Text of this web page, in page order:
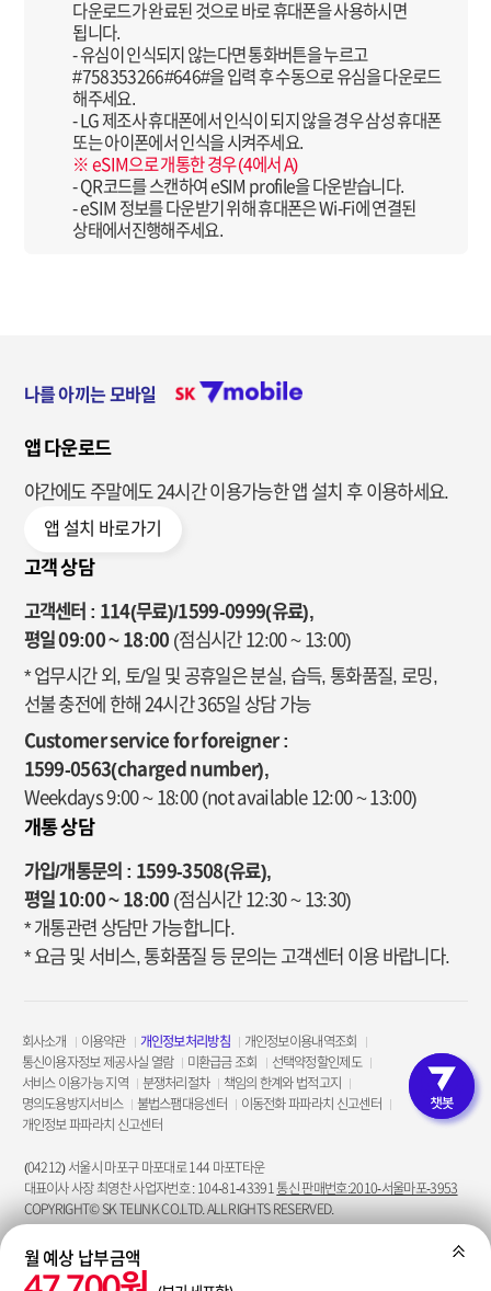
고객인증
다운로드가 완료된 것으로 바로 휴대폰을 사용하시면
됩니다.
- 유심이 인식되지 않는다면 통화버튼을 누르고
#758353266#646#을 입력 후 수동으로 유심을 다운로드
해주세요.
- LG 제조사 휴대폰에서 인식이 되지 않을 경우 삼성 휴대폰
또는 아이폰에서 인식을 시켜주세요.
※ eSIM으로 개통한 경우 (4에서 A)
- QR코드를 스캔하여 eSIM profile을 다운받습니다.
- eSIM 정보를 다운받기 위해 휴대폰은 Wi-Fi에 연결된
상태에서진행해주세요.
펼치
월 예상 납부금액
나를 아끼는 모바일
앱 다운로드
야간에도 주말에도 24시간 이용가능한앱 설치 후 이용하세요.
앱 설치 바로가기
고객 상담
고객센터 : 114(무료)/1599-0999(유료),
평일 09:00 ~ 18:00 (점심시간 12:00 ~ 13:00)
* 업무시간 외, 토/일 및 공휴일은 분실, 습득, 통화품질, 로밍,
선불 충전에 한해 24시간 365일 상담 가능
Customer service for foreigner :
1599-0563(charged number),
Weekdays 9:00 ~ 18:00 (not available 12:00 ~ 13:00)
개통 상담
가입/개통문의 : 1599-3508(유료),
평일 10:00 ~ 18:00 (점심시간 12:30 ~ 13:30)
* 개통관련 상담만 가능합니다.
* 요금 및 서비스, 통화품질 등 문의는 고객센터 이용 바랍니다.
회사소개 이용약관 개인정보처리방침
개인정보이용내역조회
통신이용자정보 제공사실 열람
미환급금 조회
선택약정할인제도
서비스 이용가능 지역
분쟁처리절차
책임의 한계와 법적고지
명의도용방지서비스
불법스팸대응센터
이동전화 파파라치 신고센터
개인정보 파파라치 신고센터
(04212) 서울시 마포구 마포대로 144 마포T타운
대표이사 사장 최영찬 사업자번호 : 104-81-43391통신 판매번호:2010-서울마포-3953
COPYRIGHT© SK TELINK CO.LTD. ALL RIGHTS RESERVED.